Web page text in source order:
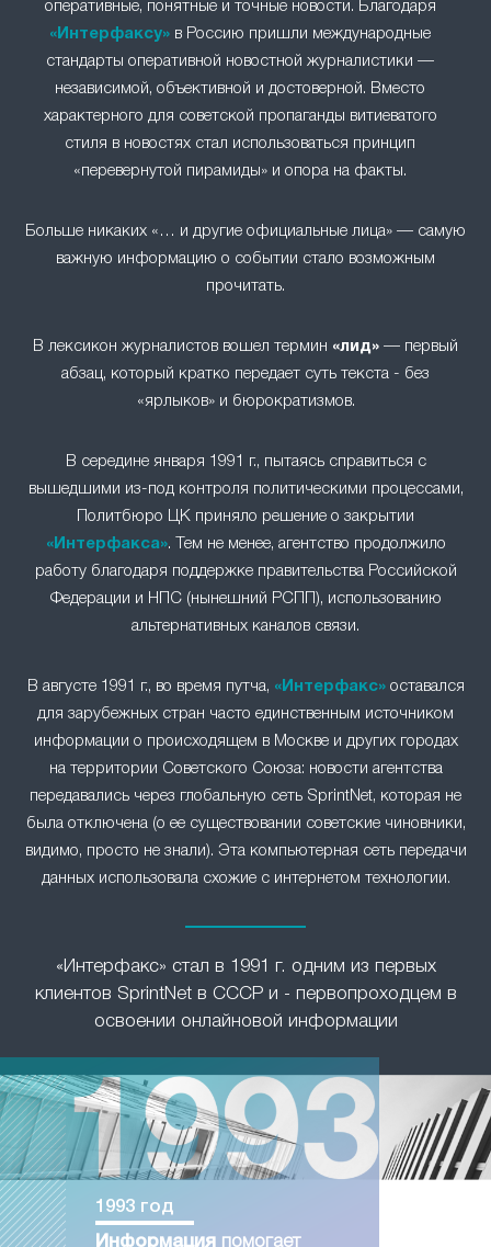
оперативные, понятные и точные новости. Благодаря
«Интерфаксу» в Россию пришли международные
стандарты оперативной новостной журналистики —
независимой, объективной и достоверной. Вместо
характерного для советской пропаганды витиеватого
стиля в новостях стал использоваться принцип
«перевернутой пирамиды» и опора на факты.
Больше никаких «… и другие официальные лица» — самую
важную информацию о событии стало возможным
прочитать.
В лексикон журналистов вошел термин «лид» — первый
абзац, который кратко передает суть текста - без
«ярлыков» и бюрократизмов.
В середине января 1991 г., пытаясь справиться с
вышедшими из-под контроля политическими процессами,
Политбюро ЦК приняло решение о закрытии
«Интерфакса». Тем не менее, агентство продолжило
работу благодаря поддержке правительства Российской
Федерации и НПС (нынешний РСПП), использованию
альтернативных каналов связи.
В августе 1991 г., во время путча, «Интерфакс»оставался
для зарубежных стран часто единственным источником
информации о происходящем в Москве и других городах
на территории Советского Союза: новости агентства
передавались через глобальную сеть SprintNet, которая не
была отключена (о ее существовании советские чиновники,
видимо, просто не знали). Эта компьютерная сеть передачи
данных использовала схожие с интернетом технологии.
«Интерфакс» стал в 1991 г. одним из первых
клиентов SprintNet в СССР и - первопроходцем в
освоении онлайновой информации
1993 год
Информация помогает